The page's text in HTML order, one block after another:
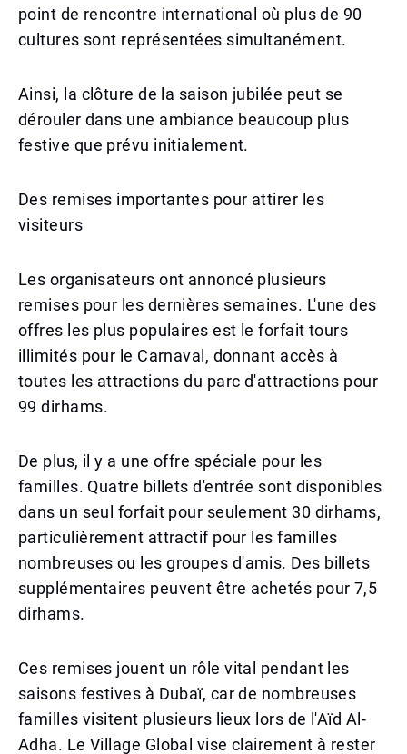
point de rencontre international où plus de 90
cultures sont représentées simultanément.
Ainsi, la clôture de la saison jubilée peut se
dérouler dans une ambiance beaucoup plus
festive que prévu initialement.
Des remises importantes pour attirer les
visiteurs
Les organisateurs ont annoncé plusieurs
remises pour les dernières semaines. L'une des
offres les plus populaires est le forfait tours
illimités pour le Carnaval, donnant accès à
toutes les attractions du parc d'attractions pour
99 dirhams.
De plus, il y a une offre spéciale pour les
familles. Quatre billets d'entrée sont disponibles
dans un seul forfait pour seulement 30 dirhams,
particulièrement attractif pour les familles
nombreuses ou les groupes d'amis. Des billets
supplémentaires peuvent être achetés pour 7,5
dirhams.
Ces remises jouent un rôle vital pendant les
saisons festives à Dubaï, car de nombreuses
familles visitent plusieurs lieux lors de l'Aïd Al-
Adha. Le Village Global vise clairement à rester